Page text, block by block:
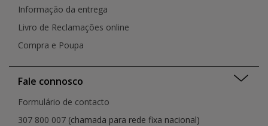
Informação da entrega
Livro de Reclamações online
Compra e Poupa
Fale connosco
Formulário de contacto
307 800 007 (chamada para rede fixa nacional)